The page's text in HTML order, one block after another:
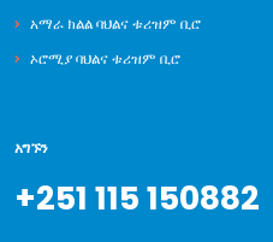
አማራ ክልል ባህልና ቱሪዝም ቢሮ
ኦሮሚያ ባህልና ቱሪዝም ቢሮ
አግኙን
+251 115 150882